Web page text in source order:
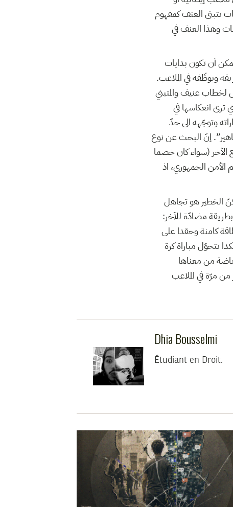
تتبنى العنف كمفهوم
وهذا العنف في
أن تكون بدايات
ويوظّفه في الملاعب.
لخطاب عنيف والمتبني
انعكاسها في
وتوجّهه الى حدّ
إنّ البحث عن نوع
الآخر (سواء كان خصما
الجمهوري، اذ
الخطير هو تجاهل
مضادّة للآخر:
كامنة وحقدا على
تتحوّل مباراة كرة
من معناها
مرّة في الملاعب
Dhia Bousselmi
Étudiant en Droit.